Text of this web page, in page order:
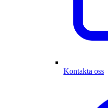
Kontakta oss